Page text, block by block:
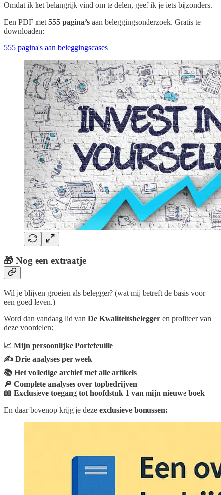
Omdat ik het belangrijk vind om te delen, geef ik je iets bijzonders.
Een PDF met 555 pagina’s aan beleggingsonderzoek. Gratis te
downloaden:
555 pagina's aan beleggingscases
🎁 Nog een extraatje
Wil je blijven groeien als belegger? (wat mij betreft de basis voor
een goed leven.)
Word dan vandaag lid van De Kwaliteitsbelegger en profiteer van
deze voordelen:
📈 Mijn persoonlijke Portefeuille
✍️ Drie analyses per week
📚 Het volledige archief met alle artikels
🔎 Complete analyses over topbedrijven
📖 Exclusieve toegang tot hoofdstuk 1 van mijn nieuwe boek
En daar bovenop krijg je deze exclusieve bonussen: